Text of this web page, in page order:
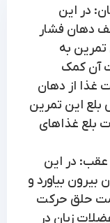
در این
دهان فشار
تمرین به
آن کمک
غذا از دهان
بلع این تمرین
بلع غذاهای
در این
بیرون بیاورد و
حلق حرکت
زبان در